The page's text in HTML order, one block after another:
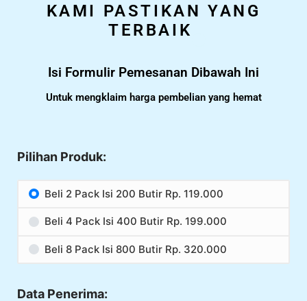
KAMI PASTIKAN YANG
TERBAIK
Isi Formulir Pemesanan Dibawah Ini
Untuk mengklaim harga pembelian yang hemat
Pilihan Produk:
Beli 2 Pack Isi 200 Butir Rp. 119.000
Beli 4 Pack Isi 400 Butir Rp. 199.000
Beli 8 Pack Isi 800 Butir Rp. 320.000
Data Penerima: